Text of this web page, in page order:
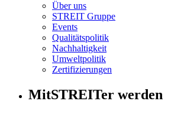
Über uns
STREIT Gruppe
Events
Qualitätspolitik
Nachhaltigkeit
Umweltpolitik
Zertifizierungen
MitSTREITer werden